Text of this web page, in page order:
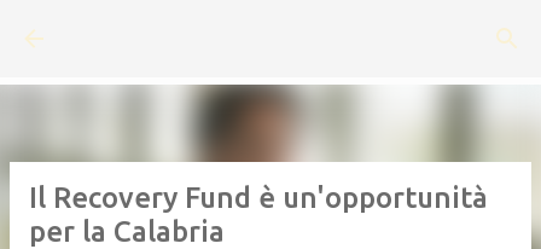
Il Recovery Fund è un'opportunità
per la Calabria